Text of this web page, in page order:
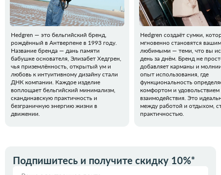
Hedgren — это бельгийский бренд,
рождённый в Антверпене в 1993 году.
Название бренда — дань памяти
бабушке основателя, Элизабет Хедгрен,
чья приземлённость, открытый ум и
любовь к интуитивному дизайну стали
ДНК компании. Каждое изделие
воплощает бельгийский минимализм,
скандинавскую практичность и
безграничную энергию жизни в
движении.
Hedgren создаёт сумки,
мгновенно становятся
любимыми — теми, что вы
день за днём. Бренд не
добавляет карманы и
опыт использования, где
функциональность
комфортом и удовольствием
взаимодействия. Это
между работой и отдыхом,
практичностью.
Подпишитесь и получите скидку 10%*